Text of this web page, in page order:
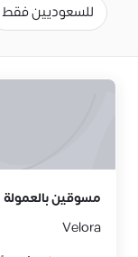
للسعوديين فقط
مسوقين بالعمولة
Velora